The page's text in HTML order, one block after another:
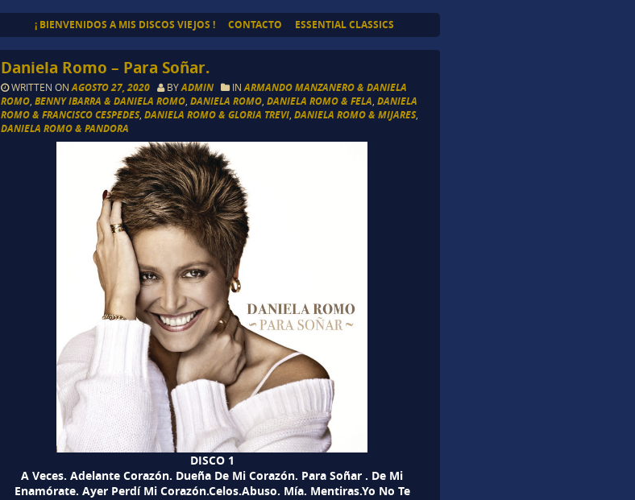
¡ BIENVENIDOS A MIS DISCOS VIEJOS ! CONTACTO ESSENTIAL CLASSICS
Daniela Romo – Para Soñar.
WRITTEN ONAGOSTO 27, 2020 BYADMIN INARMANDO MANZANERO & DANIELA
ROMO ,BENNY IBARRA & DANIELA ROMO ,DANIELA ROMO ,DANIELA ROMO & FELA ,DANIELA
ROMO & FRANCISCO CESPEDES,DANIELA ROMO & GLORIA TREVI ,DANIELA ROMO & MIJARES,
DANIELA ROMO & PANDORA
DISCO 1
A Veces. Adelante Corazón. Dueña De Mi Corazón. Para Soñar . De Mi
Enamórate. Ayer Perdí Mi Corazón.Celos.Abuso. Mía. Mentiras.Yo No Te